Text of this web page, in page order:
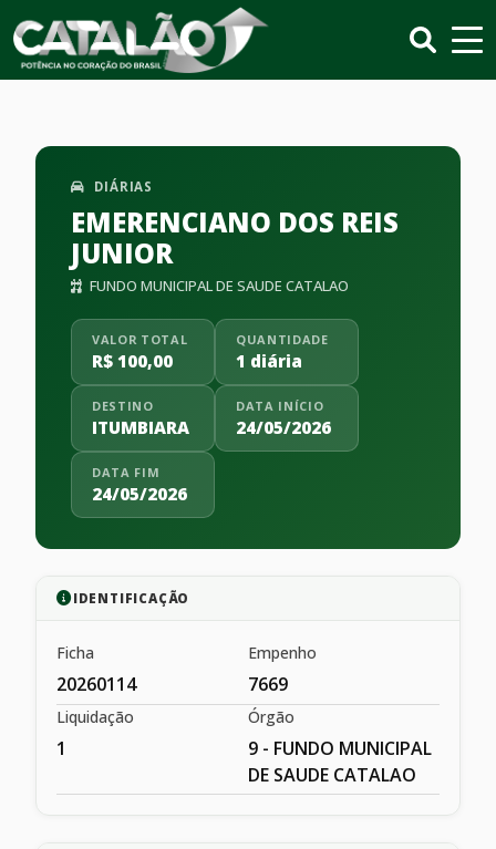
DIÁRIAS
EMERENCIANO DOS REIS
JUNIOR
FUNDO MUNICIPAL DE SAUDE CATALAO
VALOR TOTAL
R$ 100,00
QUANTIDADE
1 diária
DESTINO
ITUMBIARA
DATA INÍCIO
24/05/2026
DATA FIM
24/05/2026
IDENTIFICAÇÃO
Ficha
20260114
Empenho
7669
Liquidação
1
Órgão
9 - FUNDO MUNICIPAL
DE SAUDE CATALAO